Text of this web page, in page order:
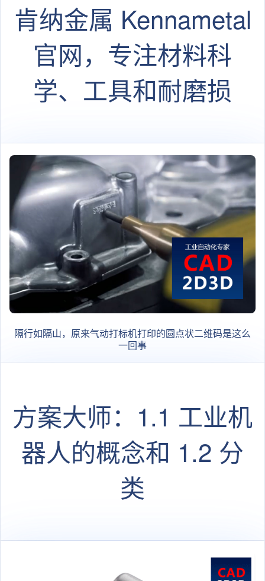
肯纳金属 Kennametal
官网，专注材料科
学、工具和耐磨损
隔行如隔山，原来气动打标机打印的圆点状二维码是这么
一回事
方案大师：1.1 工业机
器人的概念和 1.2 分
类